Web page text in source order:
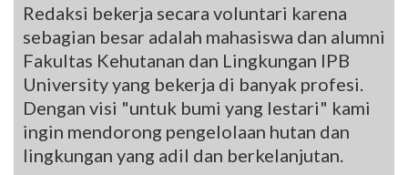
Redaksi bekerja secara voluntari karena
sebagian besar adalah mahasiswa dan alumni
Fakultas Kehutanan dan Lingkungan IPB
University yang bekerja di banyak profesi.
Dengan visi "untuk bumi yang lestari" kami
ingin mendorong pengelolaan hutan dan
lingkungan yang adil dan berkelanjutan.